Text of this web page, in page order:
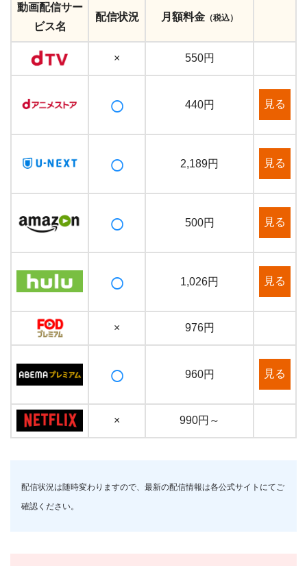
動画配信サー
ビス名
配信状況 月額料金 （税込）
× 550円
○ 440円 見る
○ 2,189円 見る
○ 500円 見る
○ 1,026円 見る
× 976円
○ 960円 見る
× 990円～
配信状況は随時変わりますので、最新の配信情報は各公式サイトにてご
確認ください。